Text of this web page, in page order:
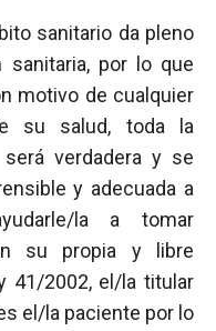
sanitario da pleno
por lo que
motivo de cualquier
su salud, toda la
verdadera y se
y adecuada a
la a tomar
su propia y libre
41/2002, el/la titular
el/la paciente por lo